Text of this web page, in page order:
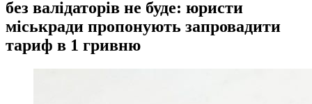
без валідаторів не буде: юристи
міськради пропонують запровадити
тариф в 1 гривню